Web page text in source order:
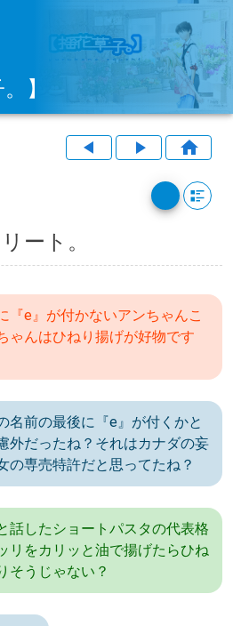
】
ート。
『e』が付かないアンちゃんこ
ゃんはひねり揚げが好物です
名前の最後に『e』が付くかと
外だったね？それはカナダの妄
の専売特許だと思ってたね？
話したショートパスタの代表格
リをカリッと油で揚げたらひね
そうじゃない？